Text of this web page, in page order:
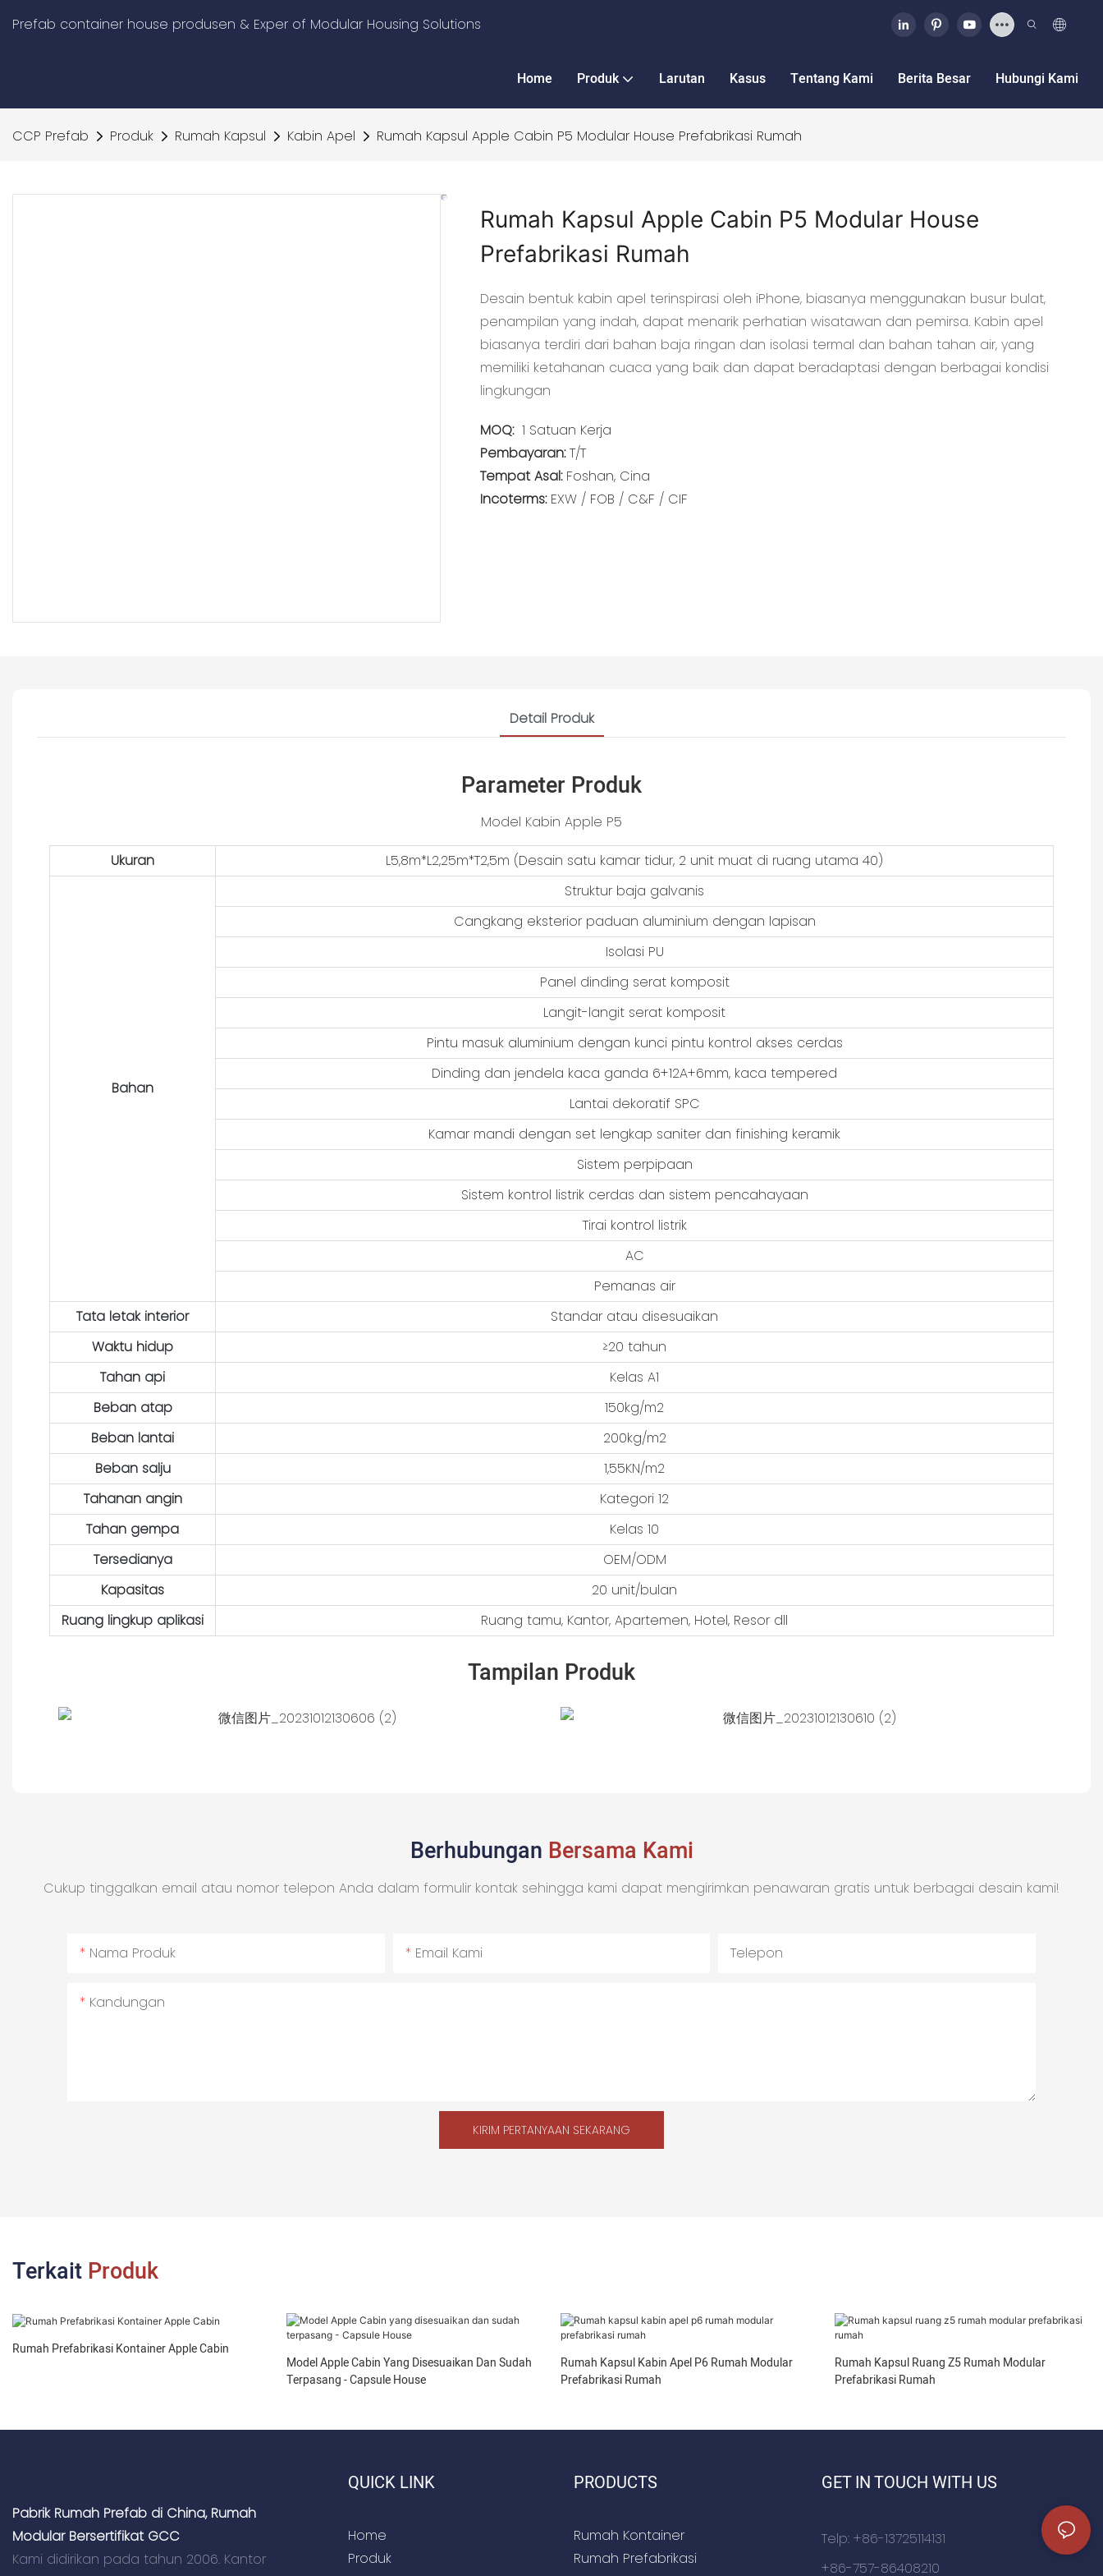
Prefab container house produsen & Exper of Modular Housing Solutions
Home Produk Larutan Kasus Tentang Kami Berita Besar Hubungi Kami
CCP Prefab Produk Rumah Kapsul Kabin Apel Rumah Kapsul Apple Cabin P5 Modular House Prefabrikasi Rumah
Rumah Kapsul Apple Cabin P5 Modular House
Prefabrikasi Rumah
Desain bentuk kabin apel terinspirasi oleh iPhone, biasanya menggunakan busur bulat,
penampilan yang indah, dapat menarik perhatian wisatawan dan pemirsa. Kabin apel
biasanya terdiri dari bahan baja ringan dan isolasi termal dan bahan tahan air, yang
memiliki ketahanan cuaca yang baik dan dapat beradaptasi dengan berbagai kondisi
lingkungan
MOQ: 1 Satuan Kerja
Pembayaran:T/T
Tempat Asal: Foshan, Cina
Incoterms: EXW / FOB / C&F / CIF
Detail Produk
Parameter Produk
Model Kabin Apple P5
Ukuran L5,8m*L2,25m*T2,5m (Desain satu kamar tidur, 2 unit muat di ruang utama 40)
Bahan
Struktur baja galvanis
Cangkang eksterior paduan aluminium dengan lapisan
Isolasi PU
Panel dinding serat komposit
Langit-langit serat komposit
Pintu masuk aluminium dengan kunci pintu kontrol akses cerdas
Dinding dan jendela kaca ganda 6+12A+6mm, kaca tempered
Lantai dekoratif SPC
Kamar mandi dengan set lengkap saniter dan finishing keramik
Sistem perpipaan
Sistem kontrol listrik cerdas dan sistem pencahayaan
Tirai kontrol listrik
AC
Pemanas air
Tata letak interior
Standar atau disesuaikan
Waktu hidup
≥20 tahun
Tahan api
Kelas A1
Beban atap
150kg/m2
Beban lantai
200kg/m2
Beban salju
1,55KN/m2
Tahanan angin
Kategori 12
Tahan gempa
Kelas 10
Tersedianya
OEM/ODM
Kapasitas
20 unit/bulan
Ruang lingkup aplikasi
Ruang tamu, Kantor, Apartemen, Hotel, Resor dll
Tampilan Produk
Berhubungan Bersama Kami
Cukup tinggalkan email atau nomor telepon Anda dalam formulir kontak sehingga kami dapat mengirimkan penawaran gratis untuk berbagai desain kami!
Nama Produk Email Kami Telepon
Kandungan
KIRIM PERTANYAAN SEKARANG
Terkait Produk
Rumah Prefabrikasi Kontainer Apple Cabin
Model Apple Cabin Yang Disesuaikan Dan Sudah
Terpasang - Capsule House
Rumah Kapsul Kabin Apel P6 Rumah Modular
Prefabrikasi Rumah
Rumah Kapsul Ruang Z5 Rumah Modular
Prefabrikasi Rumah
Pabrik Rumah Prefab di China, Rumah
Modular Bersertifikat GCC
Kami didirikan pada tahun 2006. Kantor
QUICK LINK
Home
Produk
PRODUCTS
Rumah Kontainer
Rumah Prefabrikasi
GET IN TOUCH WITH US
Telp: +86-13725114131
+86-757-86408210